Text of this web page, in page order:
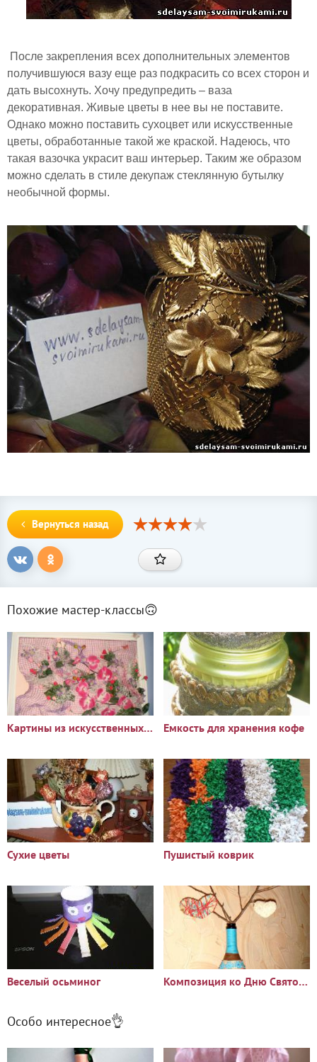
После закрепления всех дополнительных элементов
получившуюся вазу еще раз подкрасить со всех сторон и
дать высохнуть. Хочу предупредить – ваза
декоративная. Живые цветы в нее вы не поставите.
Однако можно поставить сухоцвет или искусственные
цветы, обработанные такой же краской. Надеюсь, что
такая вазочка украсит ваш интерьер. Таким же образом
можно сделать в стиле декупаж стеклянную бутылку
необычной формы.
Вернуться назад
Похожие мастер-классы🙃
Картины из искусственных цветов Емкость для хранения кофе
Сухие цветы Пушистый коврик
Веселый осьминог Композиция ко Дню Святого Валентина
Особо интересное👌